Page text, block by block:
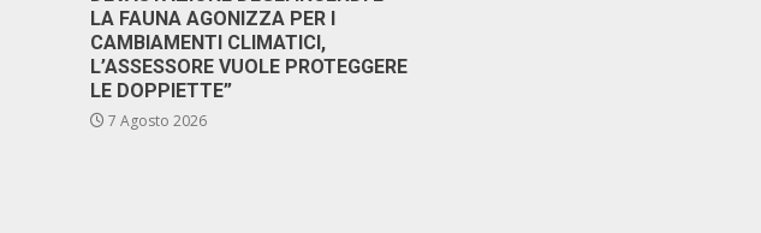
LA FAUNA AGONIZZA PER I
CAMBIAMENTI CLIMATICI,
L’ASSESSORE VUOLE PROTEGGERE
LE DOPPIETTE”
7 Agosto 2026